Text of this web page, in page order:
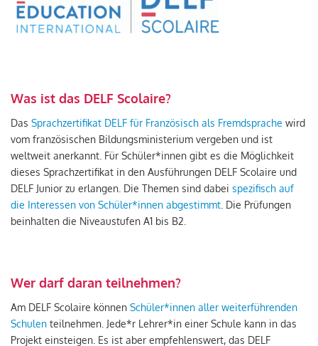
Was ist das DELF Scolaire?
Das Sprachzertifikat DELF für Französisch als Fremdsprache wird
vom französischen Bildungsministerium vergeben und ist
weltweit anerkannt. Für Schüler*innen gibt es die Möglichkeit
dieses Sprachzertifikat in den Ausführungen DELF Scolaire und
DELF Junior zu erlangen. Die Themen sind dabei spezifisch auf
die Interessen von Schüler*innen abgestimmt . Die Prüfungen
beinhalten die Niveaustufen A1 bis B2.
Wer darf daran teilnehmen?
Am DELF Scolaire können Schüler*innen aller weiterführenden
Schulen teilnehmen. Jede*r Lehrer*in einer Schule kann in das
Projekt einsteigen. Es ist aber empfehlenswert, das DELF